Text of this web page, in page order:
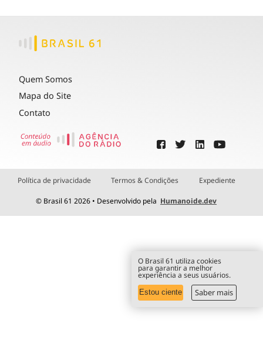
Quem Somos
Mapa do Site
Contato
Política de privacidade Termos & Condições Expediente
© Brasil 61 2026 • Desenvolvido pela Humanoide.dev
O Brasil 61 utiliza cookies
para garantir a melhor
experiência a seus usuários.
Estou ciente Saber mais